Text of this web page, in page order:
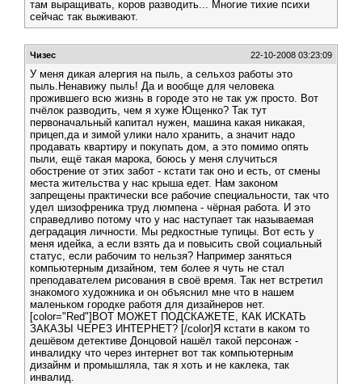
там выращивать, коров разводить... Многие тихие психи
сейчас так выживают.
Чизес 22-10-2008 03:23:09
У меня дикая алергия на пыль, а сельхоз работы это
пыль.Ненавижу пыль! Да и вообще для человека
прожившего всю жизнь в городе это не так уж просто. Вот
пчёлок разводить, чем я хуже Ющенко? Так тут
первоначальный капитал нужен, машина какая никакая,
прицеп,да и зимой улики нало хранить, а значит надо
продавать квартиру и покупать дом, а это помимо опять
пыли, ещё такая марока, боюсь у меня случиться
обострение от этих забот - кстати так оно и есть, от смены
места жительства у нас крыша едет. Нам законом
запрещены практически все рабочие специальности, так что
удел шизофреника труд люмпена - чёрная работа. И это
справедливо потому что у нас наступает так называемая
деградация личности. Мы редкостные тупицы. Вот есть у
меня идейка, а если взять да и повысить свой социальный
статус, если рабочим то нельзя? Например заняться
компьютерным дизайном, тем более я чуть не стал
преподавателем рисования в своё время. Так нет встретил
знакомого художника и он объяснил мне что в нашем
маленьком городке работя для дизайнеров нет.
[color="Red"]ВОТ МОЖЕТ ПОДСКАЖЕТЕ, КАК ИСКАТЬ
ЗАКАЗЫ ЧЕРЕЗ ИНТЕРНЕТ? [/color]Я кстати в каком то
дешёвом детективе Донцовой нашёл такой персонаж -
инвалидку что через интернет вот так компьютерным
дизайнм и промышляла, так я хоть и не каклека, так
инвалид.